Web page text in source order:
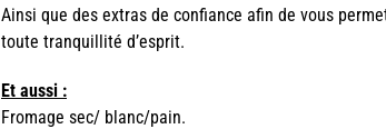
Ainsi que des extras de confiance afin de vous
toute tranquillité d’esprit.
Et aussi :
Fromage sec/ blanc/pain.